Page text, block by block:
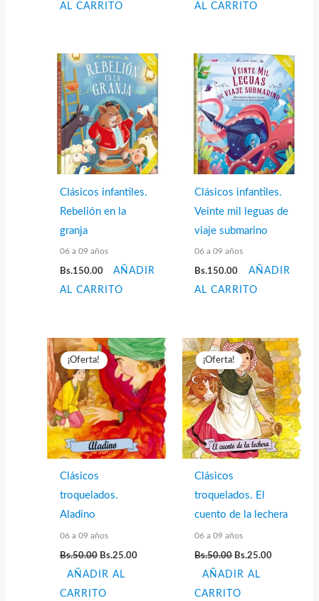
AL CARRITO
AL CARRITO
Clásicos infantiles.
Rebelión en la
granja
06 a 09 años
Bs.150.00
AÑADIR
AL CARRITO
Clásicos infantiles.
Veinte mil leguas de
viaje submarino
06 a 09 años
Bs.150.00
AÑADIR
AL CARRITO
¡Oferta!
Clásicos
troquelados.
Aladino
06 a 09 años
Bs.50.00 El
original
era:
Bs.50.00.
Bs.25.00El
AÑADIR AL
CARRITO
¡Oferta!
Clásicos
troquelados. El
cuento de la lechera
06 a 09 años
Bs.50.00 El
original
era:
Bs.50.00.
Bs.25.00
AÑADIR AL
CARRITO